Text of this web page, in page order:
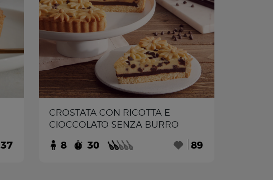
37
CROSTATA CON RICOTTA E
CIOCCOLATO SENZA BURRO
8 30 89